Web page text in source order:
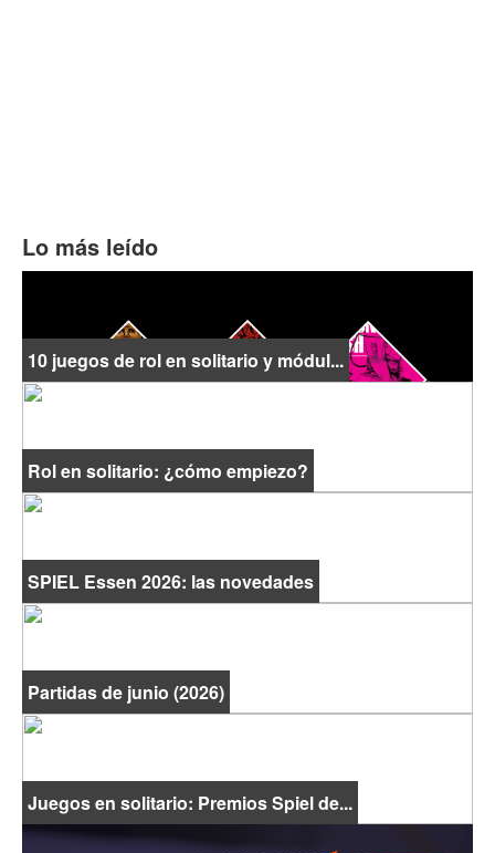
Lo más leído
10 juegos de rol en solitario y módul...
Rol en solitario: ¿cómo empiezo?
SPIEL Essen 2026: las novedades
Partidas de junio (2026)
Juegos en solitario: Premios Spiel de...